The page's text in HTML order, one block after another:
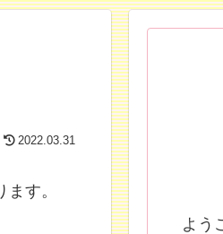
2022.03.31
す。
よう